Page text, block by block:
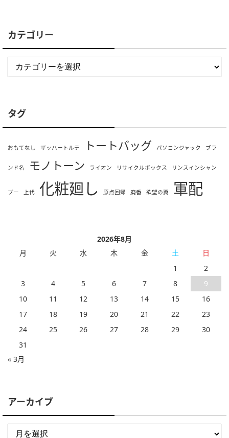
カテゴリー
タグ
おもてなし ザッハートルテ トートバッグ パソコンジャック ブラ
ンド名 モノトーン ライオン リサイクルボックス リンスインシャン
プー 上代 化粧廻し 原点回帰 廃番 欲望の翼 軍配
2026年8月
月
火 水 木 金 土
日
1
2
3
4 5 6 7 8
9
10
11 12 13 14 15
16
17
18 19 20 21 22
23
24
25 26 27 28 29
30
31
« 3月
アーカイブ